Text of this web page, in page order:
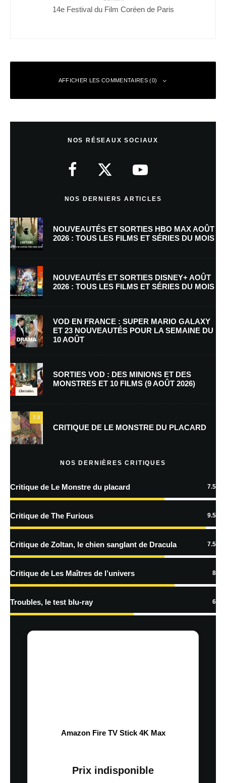
14e Festival du Film Coréen de Paris
AFFICHER LES COMMENTAIRES (0)
Nom*
E-mail*
Enregistrer mon nom, mon e-mail et mon site dans le navigateur pour
mon prochain commentaire.
Prévenez-moi de tous les nouveaux commentaires par e-mail.
Prévenez-moi de tous les nouveaux articles par e-mail.
En savoir
traitées
NOS RÉSEAUX SOCIAUX
NOS DERNIERS ARTICLES
NOUVEAUTÉS ET SORTIES HBO MAX AOÛT
2026 : TOUS LES FILMS ET SÉRIES DU MOIS
NOUVEAUTÉS ET SORTIES DISNEY+ AOÛT
2026 : TOUS LES FILMS ET SÉRIES DU MOIS
VOD EN FRANCE : SUPER MARIO GALAXY
ET 23 NOUVEAUTÉS POUR LA SEMAINE DU
10 AOÛT
SORTIES VOD : DES MINIONS ET DES
MONSTRES ET 10 FILMS (9 AOÛT 2026)
7.5
CRITIQUE DE LE MONSTRE DU PLACARD
NOS DERNIÈRES CRITIQUES
Critique de Le Monstre du placard 7.5
Critique de The Furious 9.5
Critique de Zoltan, le chien sanglant de Dracula 7.5
Critique de Les Maîtres de l’univers 8
Troubles, le test blu-ray 6
Amazon Fire TV Stick 4K Max
Prix indisponible